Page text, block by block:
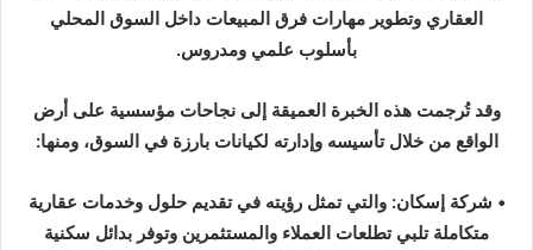
العقاري وتطوير مهارات فرق المبيعات داخل السوق المحلي
بأسلوب علمي ومدروس.
وقد تُرجمت هذه الخبرة العميقة إلى نجاحات مؤسسية على أرض
الواقع من خلال تأسيسه وإدارته لكيانات بارزة في السوق، ومنها:
• شركة إسكان: والتي تمثل رؤيته في تقديم حلول وخدمات عقارية
متكاملة تلبي تطلعات العملاء والمستثمرين وتوفر بدائل سكنية